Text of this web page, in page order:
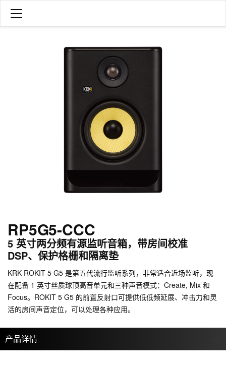
RP5G5-CCC
5 英寸两分频有源监听音箱，带房间校准
DSP、保护格栅和隔离垫
KRK ROKIT 5 G5 是第五代流行监听系列，非常适合近场监听，现
在配备 1 英寸丝质球顶高音单元和三种声音模式：Create, Mix 和
Focus。ROKIT 5 G5 的前置反射口可提供低低频延展、冲击力和灵
活的房间声音定位，可以处理各种应用。
产品详情